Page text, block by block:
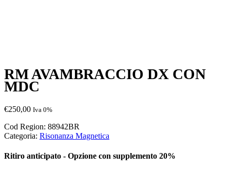
RM AVAMBRACCIO DX CON
MDC
€250,00 Iva 0%
Cod Region: 88942BR
Categoria: Risonanza Magnetica
Ritiro anticipato - Opzione con supplemento 20%